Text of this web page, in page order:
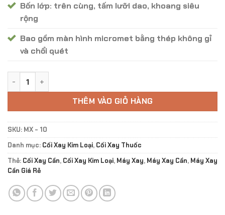
Bốn lớp: trên cùng, tấm lưỡi dao, khoang siêu
rộng
Bao gồm màn hình micromet bằng thép không gỉ
và chổi quét
THÊM VÀO GIỎ HÀNG
SKU: MX - 10
Danh mục: Cối Xay Kim Loại, Cối Xay Thuốc
Thẻ: Cối Xay Cần, Cối Xay Kim Loại, Máy Xay, Máy Xay Cần, Máy Xay
Cần Giá Rẻ